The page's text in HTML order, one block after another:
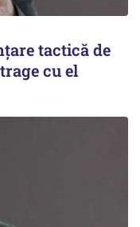
tactică de
cu el